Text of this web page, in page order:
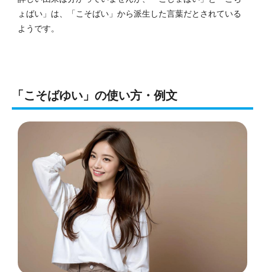
ょばい」は、「こそばい」から派生した言葉だとされている
ようです。
「こそばゆい」の使い方・例文